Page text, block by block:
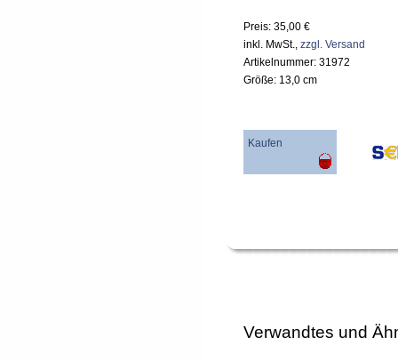
Preis: 35,00 €
inkl. MwSt., zzgl. Versand
Artikelnummer: 31972
Größe: 13,0 cm
Kaufen
Verwandtes und